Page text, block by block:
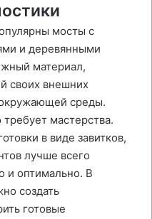
мосты с
и деревянными
материал,
своих внешних
среды.
мастерства.
в виде завитков,
лучше всего
и оптимально. В
создать
готовые